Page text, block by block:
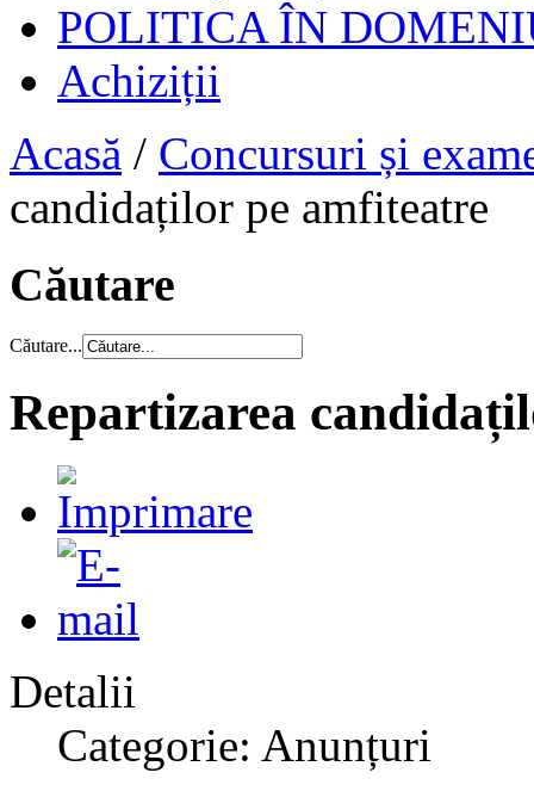
POLITICA ÎN
Achiziții
Acasă / Concursuri și
candidaților pe amfiteatre
Căutare
Căutare...
Repartizarea
Detalii
Categorie: Anunțuri